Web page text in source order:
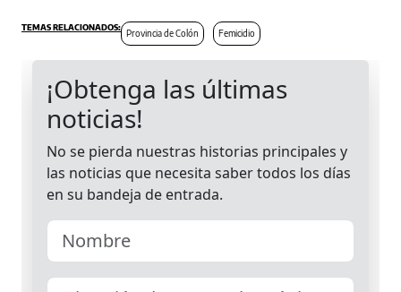
Provincia de Colón Femicidio